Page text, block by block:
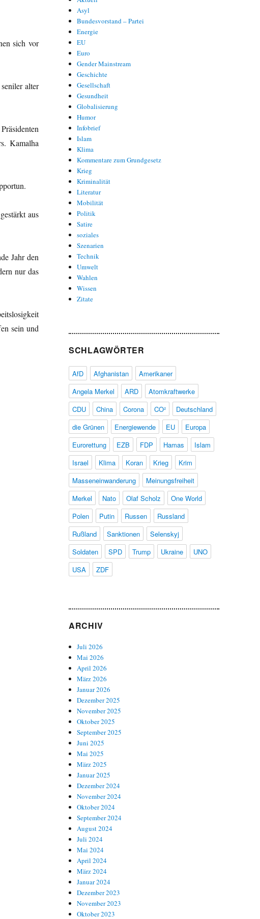
sich vor
alter
Kamalha
aus
Jahr den
nur das
sein und
Asyl
Bundesvorstand – Partei
Energie
EU
Euro
Gender Mainstream
Geschichte
Gesellschaft
Gesundheit
Globalisierung
Humor
Infobrief
Islam
Klima
Kommentare zum Grundgesetz
Krieg
Kriminalität
Literatur
Mobilität
Politik
Satire
soziales
Szenarien
Technik
Umwelt
Wahlen
Wissen
Zitate
SCHLAGWÖRTER
AfD Afghanistan
Amerikaner
Angela Merkel
ARD
Atomkraftwerke
CDU
China Corona CO²
Deutschland
die Grünen
Energiewende EU
Europa
Eurorettung
EZB FDP Hamas
Islam
Israel
Klima Koran Krieg
Krim
Masseneinwanderung
Meinungsfreiheit
Merkel
Nato Olaf Scholz
One World
Polen
Putin Russen
Russland
Rußland
Sanktionen
Selenskyj
Soldaten
SPD Trump Ukraine
UNO
USA
ZDF
ARCHIV
Juli 2026
Mai 2026
April 2026
März 2026
Januar 2026
Dezember 2025
November 2025
Oktober 2025
September 2025
Juni 2025
Mai 2025
März 2025
Januar 2025
Dezember 2024
November 2024
Oktober 2024
September 2024
August 2024
Juli 2024
Mai 2024
April 2024
März 2024
Januar 2024
Dezember 2023
November 2023
Oktober 2023